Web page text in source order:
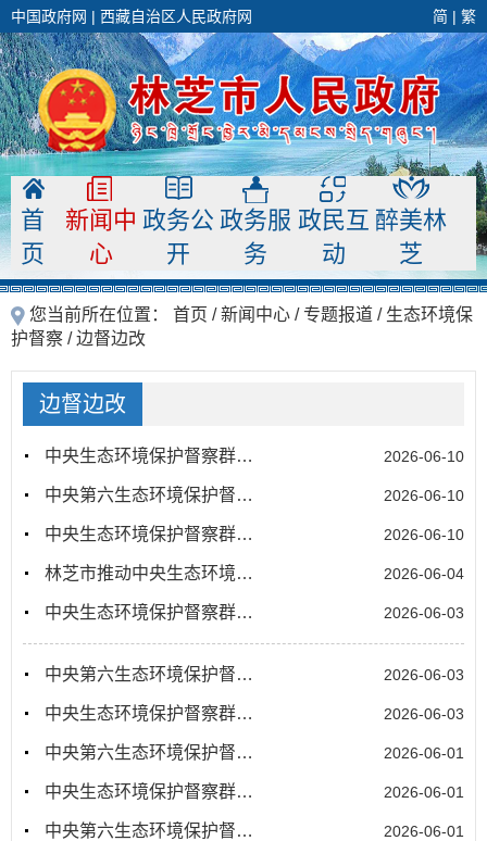
中国政府网 | 西藏自治区人民政府网 简 | 繁
首
页
新闻中
心
政务公
开
政务服
务
政民互
动
醉美林
芝
您当前所在位置： 首页 /新闻中心 / 专题报道 / 生态环境保
护督察 /边督边改
边督边改
2026-06-10
中央生态环境保护督察群众信访举报交办和边督边改公开情况（第二十二批）
2026-06-10
中央第六生态环境保护督察组向西藏交办第三十一批群众信访举报件20件
2026-06-10
中央生态环境保护督察群众信访举报交办和边督边改公开情况（第二十一批）
2026-06-04
林芝市推动中央生态环境保护督察反馈问题高效整改
2026-06-03
中央生态环境保护督察群众信访举报交办和边督边改公开情况（第十五批）
2026-06-03
中央第六生态环境保护督察组向西藏交办第二十四批群众信访举报件24件
2026-06-03
中央生态环境保护督察群众信访举报交办和边督边改公开情况（第十四批）
2026-06-01
中央第六生态环境保护督察组向西藏交办第二十三批群众信访举报件21件
2026-06-01
中央生态环境保护督察群众信访举报交办和边督边改公开情况（第十三批）
2026-06-01
中央第六生态环境保护督察组向西藏交办第二十二批群众信访举报件20件